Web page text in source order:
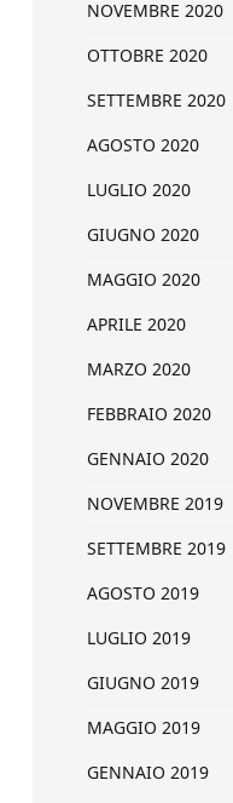
NOVEMBRE 2020
OTTOBRE 2020
SETTEMBRE 2020
AGOSTO 2020
LUGLIO 2020
GIUGNO 2020
MAGGIO 2020
APRILE 2020
MARZO 2020
FEBBRAIO 2020
GENNAIO 2020
NOVEMBRE 2019
SETTEMBRE 2019
AGOSTO 2019
LUGLIO 2019
GIUGNO 2019
MAGGIO 2019
GENNAIO 2019